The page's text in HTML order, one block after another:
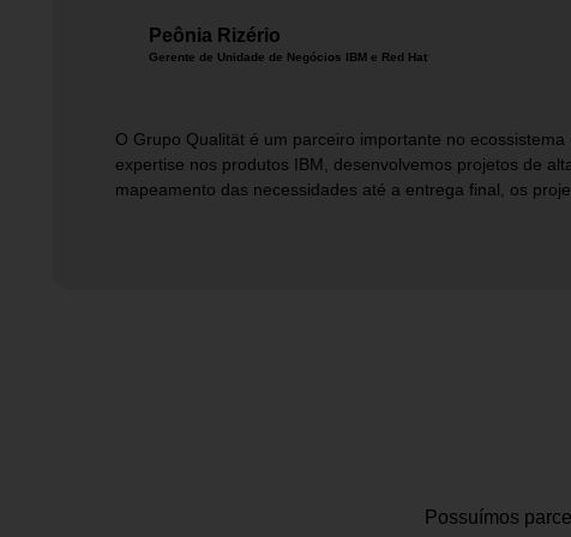
Peônia Rizério
Gerente de Unidade de Negócios IBM e Red Hat
O Grupo Qualität é um parceiro importante no
expertise nos produtos IBM, desenvolvemos projetos de
mapeamento das necessidades até a entrega final, os
Possuímos